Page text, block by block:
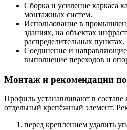
Сборка и усиление каркаса
монтажных систем.
Использование в
зданиях, на объектах
распределительных пунктах.
Соединение и
выполнение переходов и
Монтаж и рекомендации по
Профиль устанавливают в составе
отдельный крепёжный элемент.
перед креплением удалить